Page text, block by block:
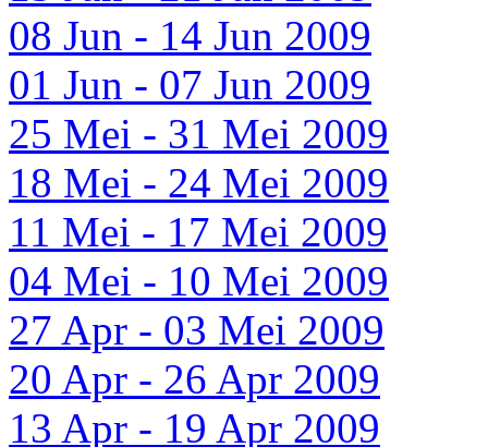
08 Jun - 14 Jun 2009
01 Jun - 07 Jun 2009
25 Mei - 31 Mei 2009
18 Mei - 24 Mei 2009
11 Mei - 17 Mei 2009
04 Mei - 10 Mei 2009
27 Apr - 03 Mei 2009
20 Apr - 26 Apr 2009
13 Apr - 19 Apr 2009